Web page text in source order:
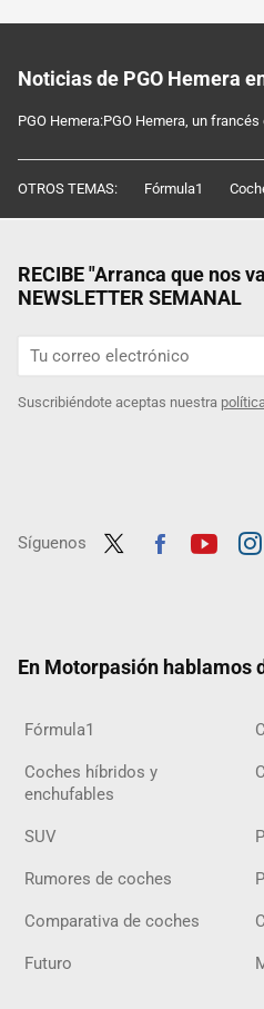
Noticias de PGO Hemera
PGO Hemera:PGO Hemera, un
OTROS TEMAS: Fórmula1
RECIBE "Arranca que nos
NEWSLETTER SEMANAL
Suscribiéndote aceptas nuestra
Síguenos
En Motorpasión hablamos
Fórmula1
Coches híbridos y
enchufables
SUV
Rumores de coches
Comparativa de coches
Futuro